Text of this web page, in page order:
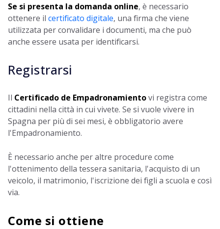
Se si presenta la domanda online, è necessario
ottenere il certificato digitale, una firma che viene
utilizzata per convalidare i documenti, ma che può
anche essere usata per identificarsi.
Registrarsi
Il Certificado de Empadronamientovi registra come
cittadini nella città in cui vivete. Se si vuole vivere in
Spagna per più di sei mesi, è obbligatorio avere
l'Empadronamiento.
È necessario anche per altre procedure come
l'ottenimento della tessera sanitaria, l'acquisto di un
veicolo, il matrimonio, l'iscrizione dei figli a scuola e così
via.
Come si ottiene